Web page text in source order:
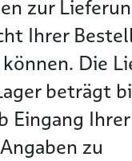
zur
Ihrer
Die
beträgt
Eingang Ihrer
zu